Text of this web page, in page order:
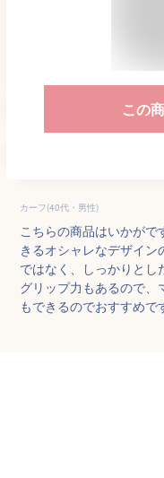
この
カーフ(40代・男性)
こちらの商品はいかが
きるオシャレなデザイ
ではなく、しっかりとし
グリップ力もあるので
もできるのでおすすめで